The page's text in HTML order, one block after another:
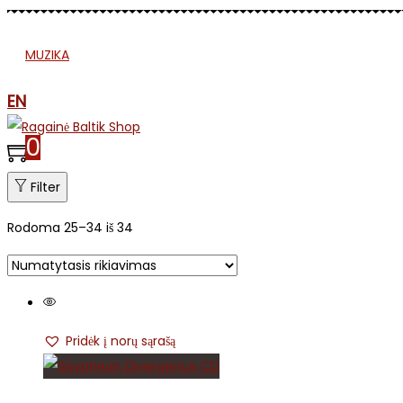
MUZIKA
EN
0
Filter
Rodoma 25–34 iš 34
Pridėk į norų sąrašą